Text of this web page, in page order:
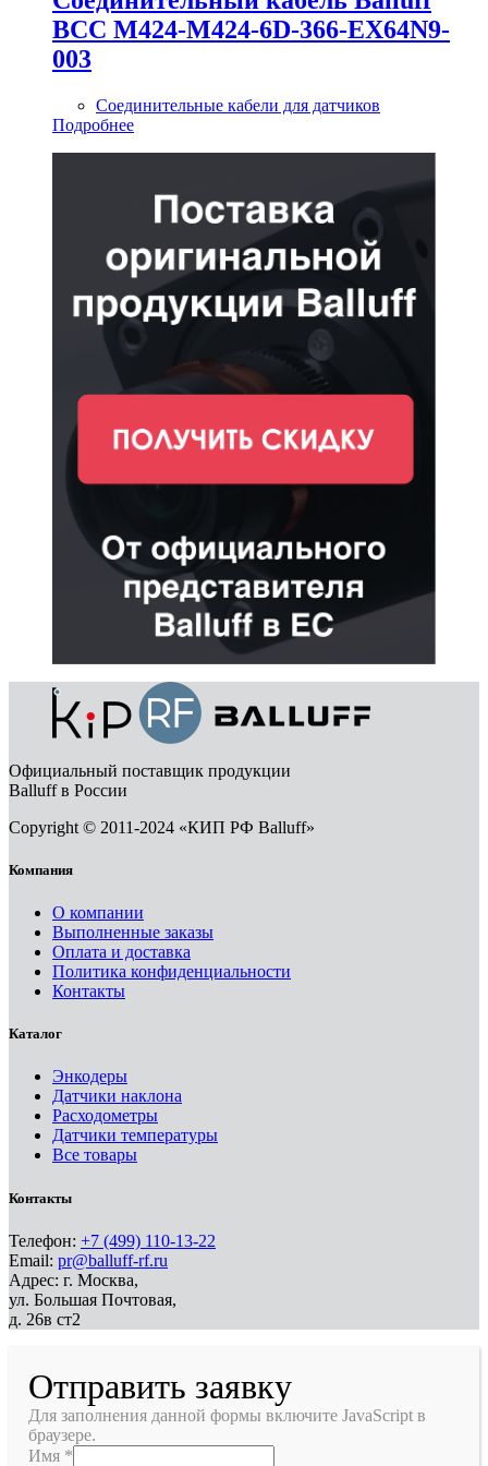
BCC M424-M424-6D-366-EX64N9-
003
Соединительные кабели для датчиков
Подробнее
Официальный поставщик продукции
Balluff в России
Copyright © 2011-2024 «КИП РФ Balluff»
Компания
О компании
Выполненные заказы
Оплата и доставка
Политика конфиденциальности
Контакты
Каталог
Энкодеры
Датчики наклона
Расходометры
Датчики температуры
Все товары
Контакты
Телефон: +7 (499) 110-13-22
Email: pr@balluff-rf.ru
Адрес: г. Москва,
ул. Большая Почтовая,
д. 26в ст2
Отправить заявку
Для заполнения данной формы включите JavaScript в
браузере.
Имя *